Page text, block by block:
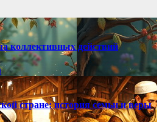
коллективных действий
стране: история семьи и веры